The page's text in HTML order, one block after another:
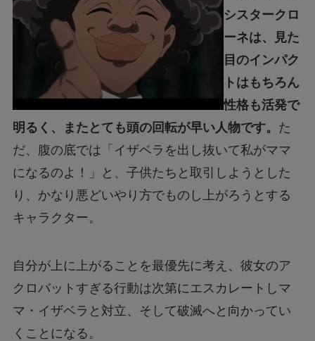
シスタークロ
ーネは、見た
目のインパク
トはもちろん
性格も活発で
明るく、またとても頭の回転が早い人物です。 た
だ、腹の底では「 イザベラを出し抜いて私がママ
になるのよ！
」と、子供たちと取引しようとした
り、かなり悪どいやり方でものし上がろうとする
キャラクター。
自分が上に上がることを最優先に考え、彼女のア
クロバットすぎる行動は次第にエスカレートしマ
マ・イザベラと対立、そして破滅へと向かってい
くことになる。